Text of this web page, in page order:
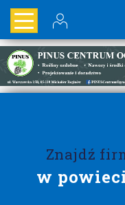
Znajdź
w